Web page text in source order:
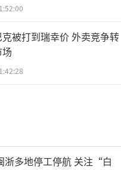
被打到瑞幸价 外卖竞争转
浙多地停工停航 关注“白